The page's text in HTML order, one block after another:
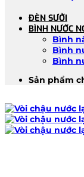
ĐÈN SƯỞI
BÌNH NƯỚC
Bình
Bình
Bình
Sản phẩm